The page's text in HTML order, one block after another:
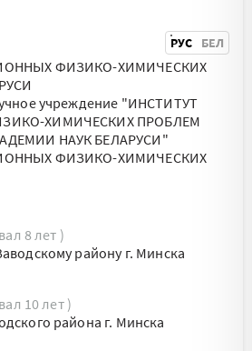
РУС БЕЛ
ФИЗИКО-ХИМИЧЕСКИХ
учреждение "ИНСТИТУТ
ХИМИЧЕСКИХ ПРОБЛЕМ
НАУК БЕЛАРУСИ"
ФИЗИКО-ХИМИЧЕСКИХ
8 лет )
району г. Минска
10 лет )
района г. Минска